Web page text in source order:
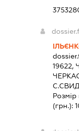
(грн.):